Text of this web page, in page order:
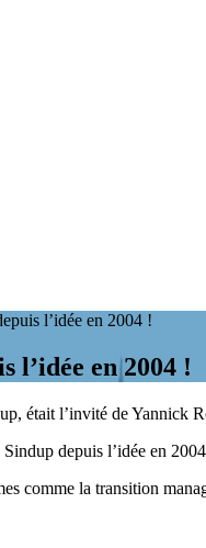
l’idée en 2004 !
l’idée en 2004 !
était l’invité de Yannick
depuis l’idée en
comme la transition